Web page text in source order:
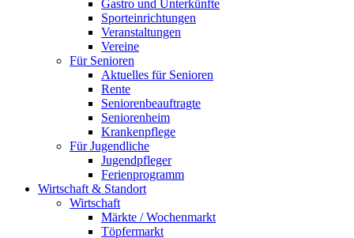
Gastro und Unterkünfte
Sporteinrichtungen
Veranstaltungen
Vereine
Für Senioren
Aktuelles für Senioren
Rente
Seniorenbeauftragte
Seniorenheim
Krankenpflege
Für Jugendliche
Jugendpfleger
Ferienprogramm
Wirtschaft & Standort
Wirtschaft
Märkte / Wochenmarkt
Töpfermarkt